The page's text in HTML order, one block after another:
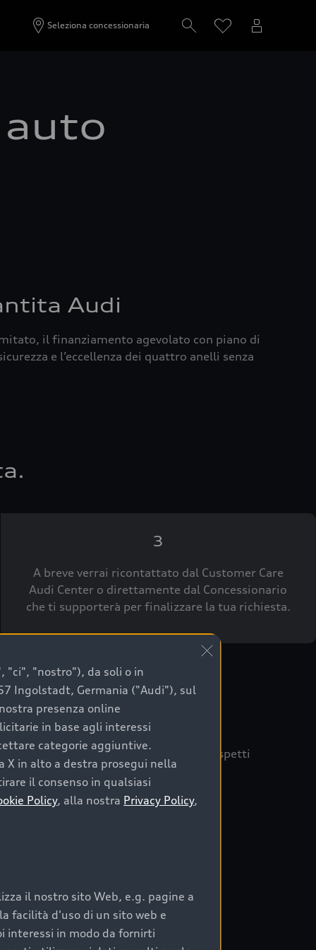
Seleziona concessionaria
Audi
il finanziamento agevolato con piano di
e l’eccellenza dei quattro anelli senza
3
A breve verrai ricontattato dal Customer Care
Audi Center o direttamente dal Concessionario
che ti supporterà per finalizzare la tua richiesta.
sicuro, è essenziale considerare aspetti
Prima Scelta :plus
nel tempo;
"ci", "nostro"), da soli o in
Ingolstadt, Germania ("Audi"), sul
presenza online
in base agli interessi
categorie aggiuntive.
in alto a destra prosegui nella
il consenso in qualsiasi
Policy, alla nostra Privacy Policy,
il nostro sito Web, e.g. pagine a
facilità d'uso di un sito web e
interessi in modo da fornirti